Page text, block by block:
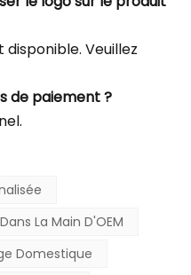
disponible. Veuillez
de paiement ?
La Main D'OEM
Domestique